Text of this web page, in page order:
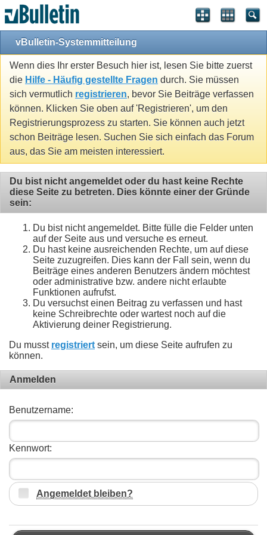
vBulletin-Systemmitteilung
Wenn dies Ihr erster Besuch hier ist, lesen Sie bitte zuerst
die Hilfe - Häufig gestellte Fragen durch. Sie müssen
sich vermutlich registrieren, bevor Sie Beiträge verfassen
können. Klicken Sie oben auf 'Registrieren', um den
Registrierungsprozess zu starten. Sie können auch jetzt
schon Beiträge lesen. Suchen Sie sich einfach das Forum
aus, das Sie am meisten interessiert.
Du bist nicht angemeldet oder du hast keine Rechte
diese Seite zu betreten. Dies könnte einer der Gründe
sein:
Du bist nicht angemeldet. Bitte fülle die Felder unten
auf der Seite aus und versuche es erneut.
Du hast keine ausreichenden Rechte, um auf diese
Seite zuzugreifen. Dies kann der Fall sein, wenn du
Beiträge eines anderen Benutzers ändern möchtest
oder administrative bzw. andere nicht erlaubte
Funktionen aufrufst.
Du versuchst einen Beitrag zu verfassen und hast
keine Schreibrechte oder wartest noch auf die
Aktivierung deiner Registrierung.
Du musst registriert sein, um diese Seite aufrufen zu
können.
Anmelden
Benutzername:
Kennwort:
Angemeldet bleiben?